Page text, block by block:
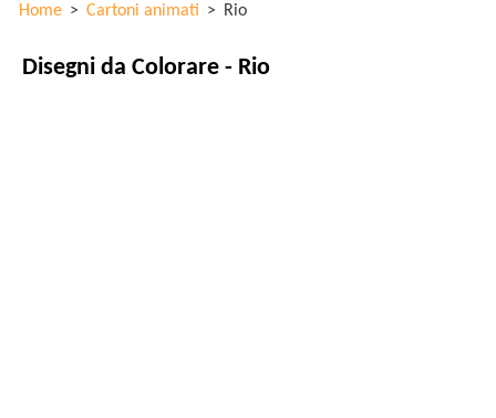
Home > Cartoni animati > Rio
Disegni da Colorare - Rio